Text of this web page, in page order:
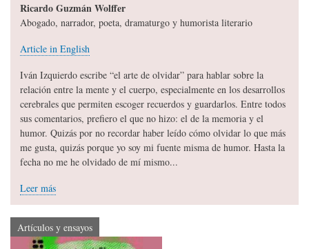
Ricardo Guzmán Wolffer
Abogado, narrador, poeta, dramaturgo y humorista literario
Article in English
Iván Izquierdo escribe “el arte de olvidar” para hablar sobre la
relación entre la mente y el cuerpo, especialmente en los desarrollos
cerebrales que permiten escoger recuerdos y guardarlos. Entre todos
sus comentarios, prefiero el que no hizo: el de la memoria y el
humor. Quizás por no recordar haber leído cómo olvidar lo que más
me gusta, quizás porque yo soy mi fuente misma de humor. Hasta la
fecha no me he olvidado de mí mismo...
Leer más
Artículos y ensayos